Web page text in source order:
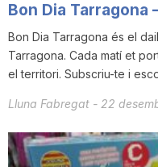
u
a
Bon Dia Tarragona
Bon Dia Tarragona és el
Tarragona. Cada matí et
el territori. Subscriu-te i
Lluna Fabregat - 22